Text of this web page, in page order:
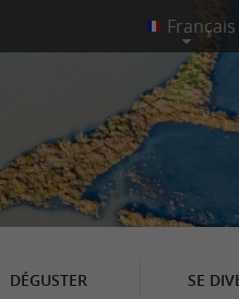
DÉGUSTER SE